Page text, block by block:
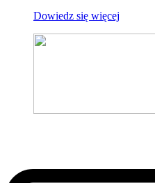
Dowiedz się więcej